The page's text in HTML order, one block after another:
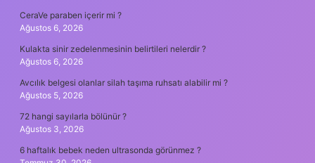
CeraVe paraben içerir mi ?
Ağustos 6, 2026
Kulakta sinir zedelenmesinin belirtileri nelerdir ?
Ağustos 6, 2026
Avcılık belgesi olanlar silah taşıma ruhsatı alabilir mi ?
Ağustos 5, 2026
72 hangi sayılarla bölünür ?
Ağustos 3, 2026
6 haftalık bebek neden ultrasonda görünmez ?